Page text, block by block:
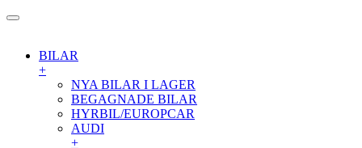
BILAR
+
NYA BILAR I LAGER
BEGAGNADE BILAR
HYRBIL/EUROPCAR
AUDI
+